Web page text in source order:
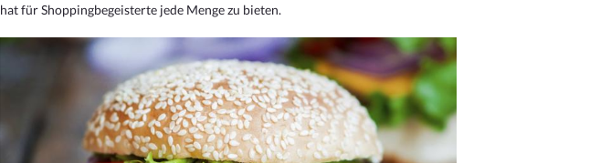
hat für Shoppingbegeisterte jede Menge zu bieten.